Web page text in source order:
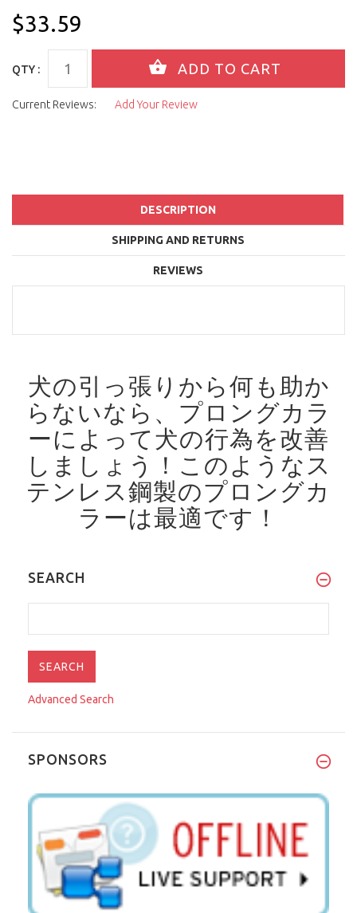
$33.59
QTY :
Current Reviews: Add Your Review
DESCRIPTION
SHIPPING AND RETURNS
REVIEWS
犬の引っ張りから何も助か
らないなら、プロングカラ
ーによって犬の行為を改善
しましょう！ このようなス
テンレス鋼製のプロングカ
ラーは最適です！
SEARCH
Advanced Search
SPONSORS